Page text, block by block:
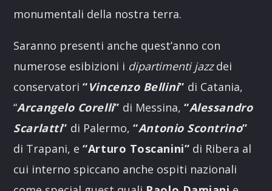
monumentali della nostra terra.
Saranno presenti anche quest’anno con
numerose esibizioni i dipartimenti jazzdei
conservatori“Vincenzo Bellini” di Catania,
“Arcangelo Corelli” di Messina, “Alessandro
Scarlatti” di Palermo,“Antonio Scontrino”
di Trapani, e“Arturo Toscanini” di Ribera al
cui interno spiccano anche ospiti nazionali